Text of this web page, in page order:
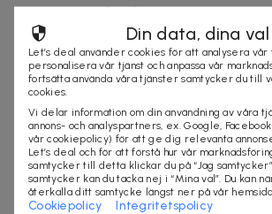
Ursprungsland: Kina
Garanti: Standardgaranti för
Ingår i paketet:
5 st träningsband
1 st förvaringspåse
Leveranstid: 1-3 arbetsdagar
Din data, dina val
Let’s deal använder cookies för att analysera vår
personalisera vår tjänst och anpassa vår
fortsätta använda våra tjänster samtycker du till
cookies.
Vi delar information om din användning av våra
annons- och analyspartners, ex. Google,
vår cookiepolicy) för att ge dig relevanta
Let’s deal och för att förstå hur vår
samtycker till detta klickar du på “Jag
samtycker kan du tacka nej i “Mina val”. Du kan
återkalla ditt samtycke längst ner på vår hemsida.
Cookiepolicy Integritetspolicy